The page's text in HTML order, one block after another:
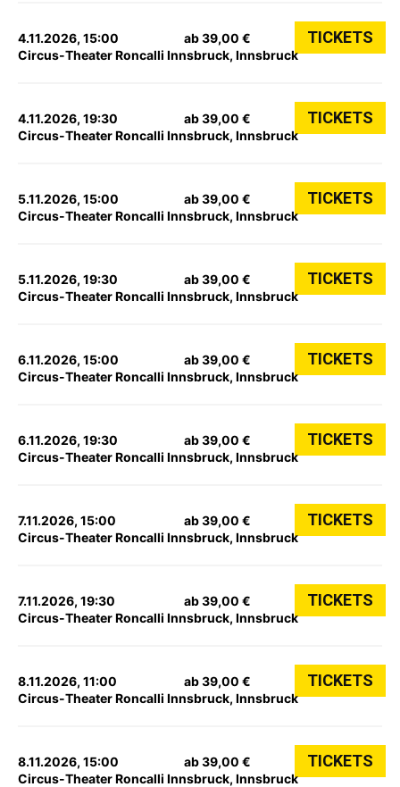
4.11.2026, 15:00
Circus-Theater Roncalli Innsbruck, Innsbruck
ab 39,00 € TICKETS
4.11.2026, 19:30
Circus-Theater Roncalli Innsbruck, Innsbruck
ab 39,00 € TICKETS
5.11.2026, 15:00
Circus-Theater Roncalli Innsbruck, Innsbruck
ab 39,00 € TICKETS
5.11.2026, 19:30
Circus-Theater Roncalli Innsbruck, Innsbruck
ab 39,00 € TICKETS
6.11.2026, 15:00
Circus-Theater Roncalli Innsbruck, Innsbruck
ab 39,00 € TICKETS
6.11.2026, 19:30
Circus-Theater Roncalli Innsbruck, Innsbruck
ab 39,00 € TICKETS
7.11.2026, 15:00
Circus-Theater Roncalli Innsbruck, Innsbruck
ab 39,00 € TICKETS
7.11.2026, 19:30
Circus-Theater Roncalli Innsbruck, Innsbruck
ab 39,00 € TICKETS
8.11.2026, 11:00
Circus-Theater Roncalli Innsbruck, Innsbruck
ab 39,00 € TICKETS
8.11.2026, 15:00
Circus-Theater Roncalli Innsbruck, Innsbruck
ab 39,00 € TICKETS